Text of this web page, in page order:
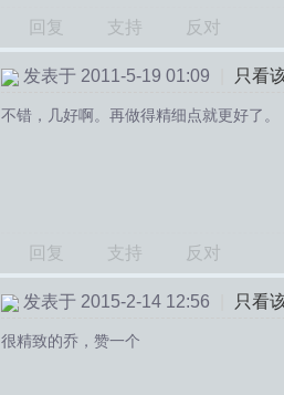
回复 支持 反对
发表于 2011-5-19 01:09 只看
不错，几好啊。再做得精细点就更好了。
回复 支持 反对
发表于 2015-2-14 12:56 只看
很精致的乔，赞一个